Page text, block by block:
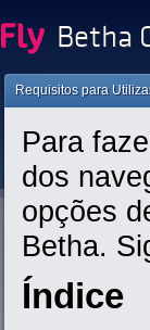
Betha
Requisitos para
Para
dos
opções
Betha.
Índice